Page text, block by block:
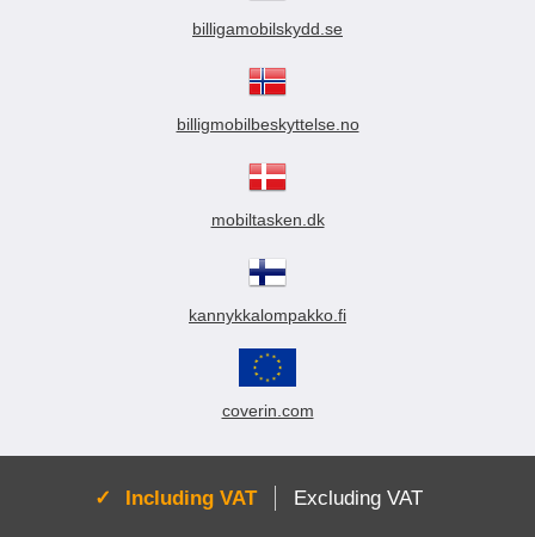
billigamobilskydd.se
billigmobilbeskyttelse.no
mobiltasken.dk
kannykkalompakko.fi
coverin.com
Active:
Including VAT Excluding VAT